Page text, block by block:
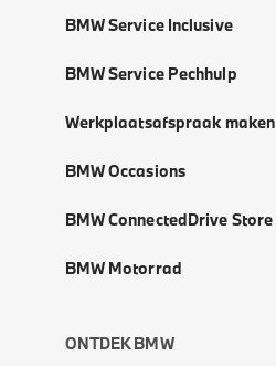
BMW Service Inclusive
BMW Service Pechhulp
Werkplaatsafspraak maken
BMW Occasions
BMW ConnectedDrive Store
BMW Motorrad
ONTDEK BMW